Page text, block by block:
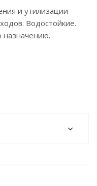
и утилизации
Водостойкие.
назначению.